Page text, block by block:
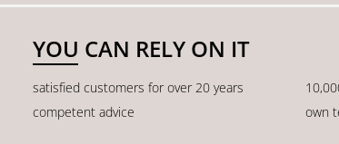
YOU CAN RELY ON IT
satisfied customers for over 20 years
competent advice
own